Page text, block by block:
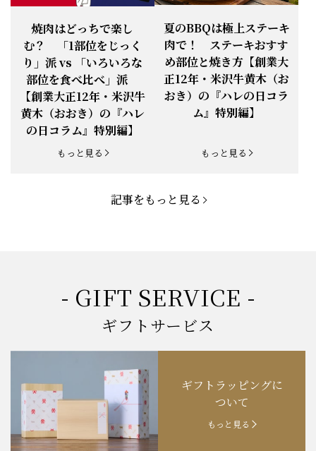
お知らせ 2025.5.28 「初夏の肉祭り」開催中
お知らせ 2025.5.19 「父の日特集」開催中
お知らせ 2025.4.28 「BBQ企画」開催中！
お知らせ 2025.4.28 「母の日企画」開催中！
2024.11.1 「お歳暮特集」開催中！
お知らせ 2024.10.18 【創業祭】１０１年目に突入！
お知らせ 202４.09.18 【秋の味覚祭】食欲の秋！
焼肉はどっちで楽し
む？ 「1部位をじっく
り」派 vs 「いろいろな
部位を食べ比べ」派
【創業大正12年・米沢牛
黄木（おおき）の『ハレ
の日コラム』特別編】
もっと見る
夏のBBQは極上ステーキ
肉で！ ステーキおすす
め部位と焼き方【創業大
正12年・米沢牛黄木（お
おき）の『ハレの日コラ
ム』特別編】
もっと見る
記事をもっと見る
- GIFT SERVICE -
ギフトサービス
ギフトラッピングに
ついて
もっと見る